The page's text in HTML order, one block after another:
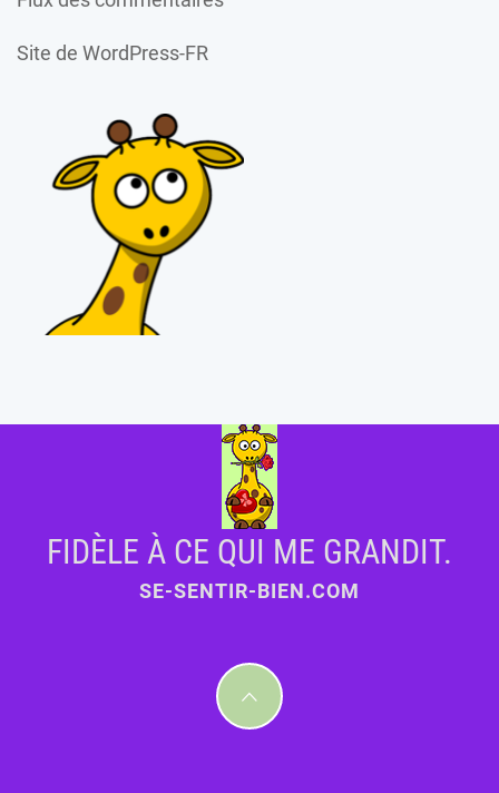
Site de WordPress-FR
FIDÈLE À CE QUI ME GRANDIT.
SE-SENTIR-BIEN.COM